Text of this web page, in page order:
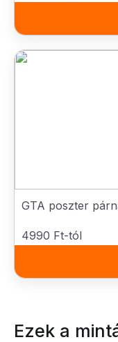
GTA poszter
4990 Ft-tól
Ezek a